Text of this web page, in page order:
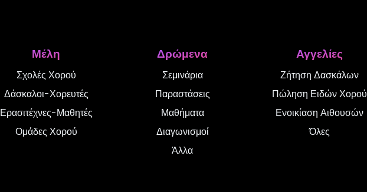
Μέλη
Σχολές Χορού
Δάσκαλοι-Χορευτές
Ερασιτέχνες-Μαθητές
Ομάδες Χορού
Δρώμενα
Σεμινάρια
Παραστάσεις
Μαθήματα
Διαγωνισμοί
Άλλα
Αγγελίες
Ζήτηση Δασκάλων
Πώληση Ειδών Χορού
Ενοικίαση Αιθουσών
Όλες